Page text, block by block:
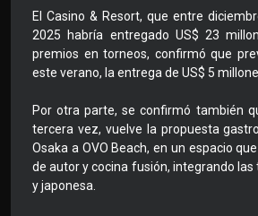
El Casino & Resort, que entre
2025 habría entregado US$ 23
premios en torneos, confirmó que
este verano, la entrega de US$ 5
Por otra parte, se confirmó también
tercera vez, vuelve la propuesta
Osaka a OVO Beach, en un espacio
de autor y cocina fusión, integrando
y japonesa.